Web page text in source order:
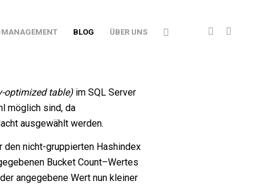
MANAGEMENT BLOG ÜBER UNS
optimized table) imSQL Server
möglich sind, da
ausgewählt werden.
den nicht-gruppierten Hashindex
Bucket Count–Wertes
angegebene Wert nun kleiner